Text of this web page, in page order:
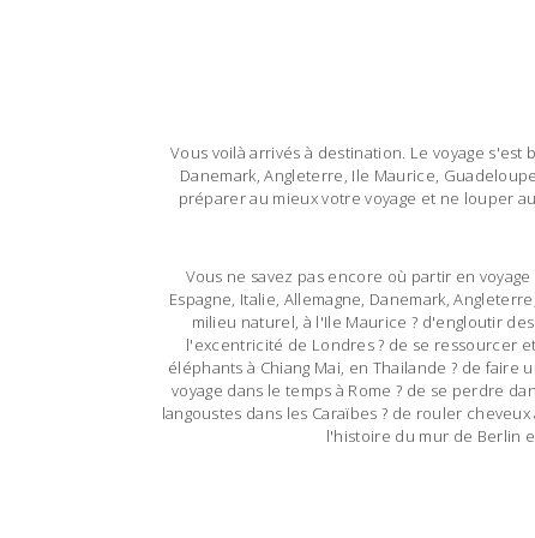
Vous voilà arrivés à destination. Le voyage s'est
Danemark, Angleterre, Ile Maurice,
préparer au mieux votre voyage et ne louper
Vous ne savez pas encore où partir en
Espagne, Italie, Allemagne, Danemark,
milieu naturel, à l'Ile Maurice ? d'engloutir
l'excentricité de Londres ? de se ressourcer
éléphants à Chiang Mai, en Thailande ? de
voyage dans le temps à Rome ? de se perdre
langoustes dans les Caraïbes ? de rouler
l'histoire du mur de Berlin